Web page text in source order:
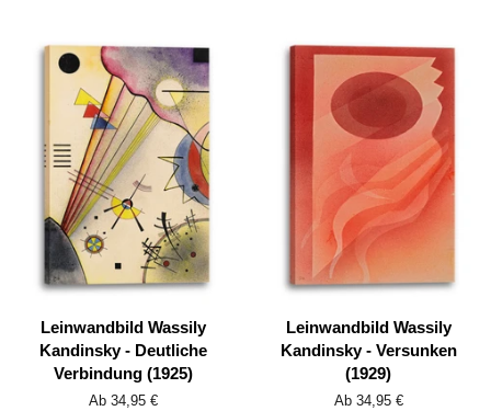
Leinwandbild Wassily
Kandinsky - Deutliche
Verbindung (1925)
Ab 34,95 €
Leinwandbild Wassily
Kandinsky - Versunken
(1929)
Ab 34,95 €